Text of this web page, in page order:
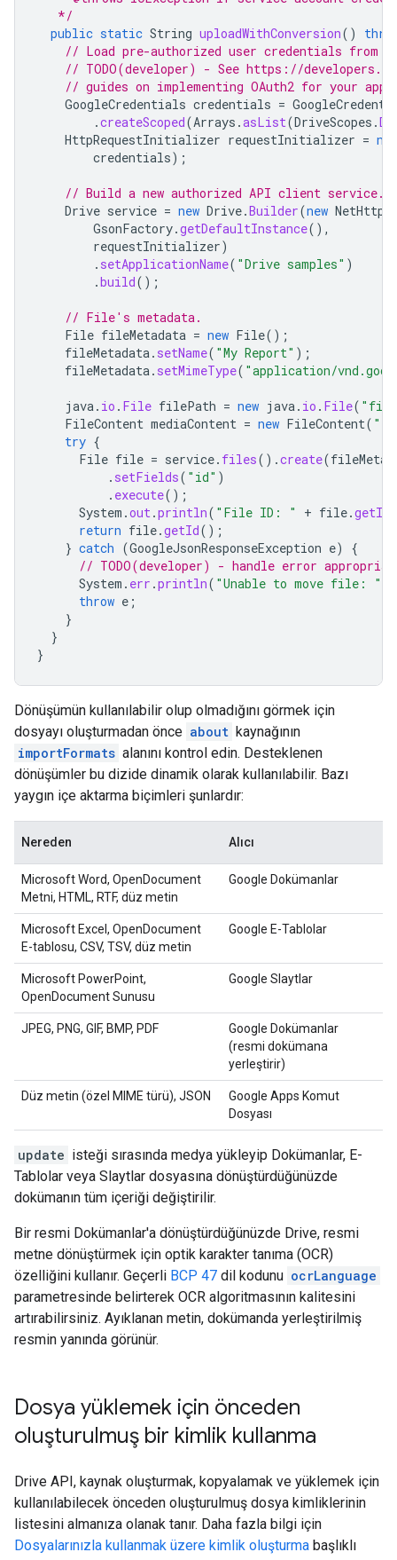
   */
public static String uploadWithConversion()
// Load pre-authorized user credentials from
// TODO(developer) - See https://
// guides on implementing OAuth2 for your
GoogleCredentials credentials =
.createScoped(Arrays .asList(DriveScopes .
HttpRequestInitializer requestInitializer = new
credentials);
// Build a new authorized API client service.
Drive service = new Drive.Builder(new
GsonFactory.getDefaultInstance(),
requestInitializer)
. setApplicationName( "Drive samples" )
.build();
// File's metadata.
File fileMetadata = new File();
fileMetadata. setName( "My Report" );
fileMetadata. setMimeType( "application/
java. io . File filePath = new java. io . File(
FileContent mediaContent = new FileContent(
try {
File file = service. files().create(
. setFields( "id" )
. execute();
System .out.println( "File ID: " + file.getId
return file.getId();
} catch (GoogleJsonResponseException e)
{
// TODO(developer) - handle error
System . err .println( "Unable to move file: "
throw e ;
}
}
}
Dönüşümün kullanılabilir olup olmadığını görmek için
dosyayı oluşturmadan önce about kaynağının
importFormats alanını kontrol edin. Desteklenen
dönüşümler bu dizide dinamik olarak kullanılabilir. Bazı
yaygın içe aktarma biçimleri şunlardır:
Nereden Alıcı
Microsoft Word, OpenDocument
Metni, HTML, RTF, düz metin
Google Dokümanlar
Microsoft Excel, OpenDocument
E-tablosu, CSV, TSV, düz metin
Google E-Tablolar
Microsoft PowerPoint,
OpenDocument Sunusu
Google Slaytlar
JPEG, PNG, GIF, BMP, PDF
Google Dokümanlar
(resmi dokümana
yerleştirir)
Düz metin (özel MIME türü), JSON
Google Apps Komut
Dosyası
update isteği sırasında medya yükleyip Dokümanlar, E-
Tablolar veya Slaytlar dosyasına dönüştürdüğünüzde
dokümanın tüm içeriği değiştirilir.
Bir resmi Dokümanlar'a dönüştürdüğünüzde Drive, resmi
metne dönüştürmek için optik karakter tanıma (OCR)
özelliğini kullanır. Geçerli BCP 47 dil kodunu ocrLanguage
parametresinde belirterek OCR algoritmasının kalitesini
artırabilirsiniz. Ayıklanan metin, dokümanda yerleştirilmiş
resmin yanında görünür.
Dosya yüklemek için önceden
oluşturulmuş bir kimlik kullanma
Drive API, kaynak oluşturmak, kopyalamak ve yüklemek için
kullanılabilecek önceden oluşturulmuş dosya kimliklerinin
listesini almanıza olanak tanır. Daha fazla bilgi için
Dosyalarınızla kullanmak üzere kimlik oluşturma başlıklı